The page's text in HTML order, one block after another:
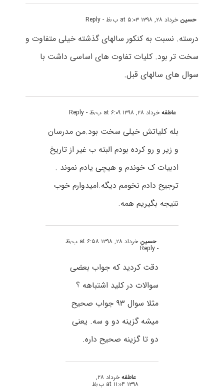
حسین خرداد ۲۸, ۱۳۹۸ at ۵:۰۳ ب٫ظ - Reply
درسته. نسبت به کنکور سالهای گذشته خیلی متفاوت و
سخت تر بود. کلیات تفاوت های اساسی داشت با
سوال های سالهای قبل.
عاطفهخرداد ۲۸, ۱۳۹۸ at ۶:۰۹ ب٫ظ - Reply
بله کلیاتش خیلی سخت بود.من مدرسان
و زیر و رو کرده بودم البته ب غیر از تاریخ
ادبیات ک خوندم و هیچی یادم نموند .
ترجیح دادم نخومم دیگه.امیدوارم خوب
نتیجه بگیریم همه.
حسین خرداد ۲۸, ۱۳۹۸ at ۶:۵۸ ب٫ظ
- Reply
دقت کردید که جواب بعضی
سوالات در کلید اشتباهه ؟
مثلا سوال ۹۳ جواب صحیح
میشه گزینه دو و سه. یعنی
دو تا گزینه صحیح داره.
عاطفه خرداد ۲۸,
۱۳۹۸ at ۱۱:۰۴ ب٫ظ